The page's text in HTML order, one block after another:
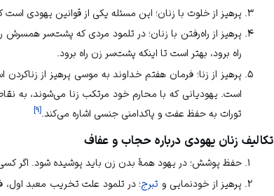
پرهیز از خلوت با زنان؛ این مسئله یکی از قوانین یهودی
پرهیز از راه‌رفتن با زنان؛ در تلمود مردی که پشت‌سر
راه برود، بهتر است تا اینکه پشت‌سر زن راه برود.
پرهیز از زنا؛ فرمان هفتم خداوند به موسی پرهیز از
است. یهودیانی که با محارم خود مرتکب زنا می‌شوند، به
تورات به حفظ عفت و پاکدامنی جنسی اشاره می‌کند. [۹]
تکالیف زنان یهودی درباره حجاب و عفاف
حفظ پوشش؛ در یهود همۀ بدن زن باید پوشیده شود. اگر
پرهیز از خودنمایی و تبرج؛ در تلمود علت تخریب معبد اول،